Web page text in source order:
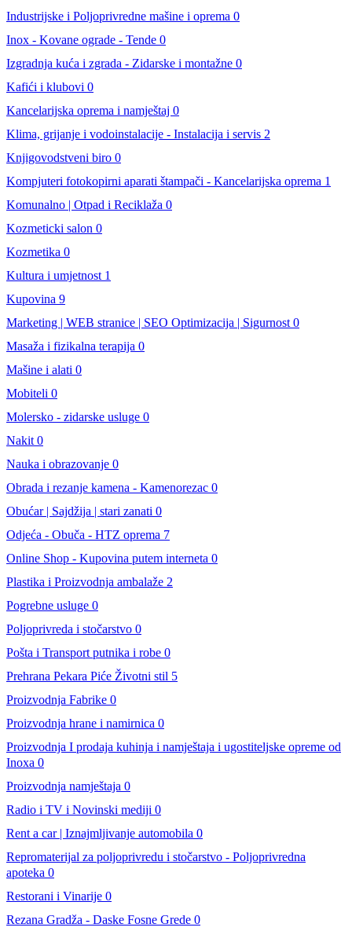
Industrijske i Poljoprivredne mašine i oprema 0
Inox - Kovane ograde - Tende 0
Izgradnja kuća i zgrada - Zidarske i montažne 0
Kafići i klubovi 0
Kancelarijska oprema i namještaj 0
Klima, grijanje i vodoinstalacije - Instalacija i servis 2
Knjigovodstveni biro 0
Kompjuteri fotokopirni aparati štampači - Kancelarijska oprema 1
Komunalno | Otpad i Reciklaža 0
Kozmeticki salon 0
Kozmetika 0
Kultura i umjetnost 1
Kupovina 9
Marketing | WEB stranice | SEO Optimizacija | Sigurnost 0
Masaža i fizikalna terapija 0
Mašine i alati 0
Mobiteli 0
Molersko - zidarske usluge 0
Nakit 0
Nauka i obrazovanje 0
Obrada i rezanje kamena - Kamenorezac 0
Obućar | Sajdžija | stari zanati 0
Odjeća - Obuča - HTZ oprema 7
Online Shop - Kupovina putem interneta 0
Plastika i Proizvodnja ambalaže 2
Pogrebne usluge 0
Poljoprivreda i stočarstvo 0
Pošta i Transport putnika i robe 0
Prehrana Pekara Piće Životni stil 5
Proizvodnja Fabrike 0
Proizvodnja hrane i namirnica 0
Proizvodnja I prodaja kuhinja i namještaja i ugostiteljske opreme od
Inoxa 0
Proizvodnja namještaja 0
Radio i TV i Novinski mediji 0
Rent a car | Iznajmljivanje automobila 0
Repromaterijal za poljoprivredu i stočarstvo - Poljoprivredna
apoteka 0
Restorani i Vinarije 0
Rezana Gradža - Daske Fosne Grede 0